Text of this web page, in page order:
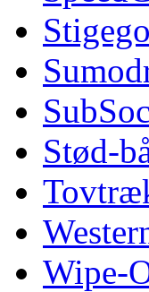
Stød-
Wipe-